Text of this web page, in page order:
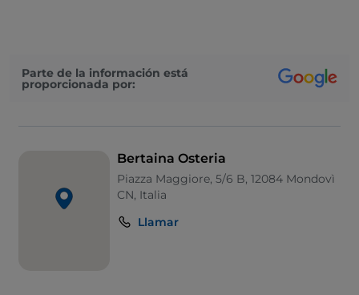
Parte de la información está
proporcionada por:
Bertaina Osteria
Piazza Maggiore, 5/6 B, 12084 Mondovì
CN, Italia
Llamar